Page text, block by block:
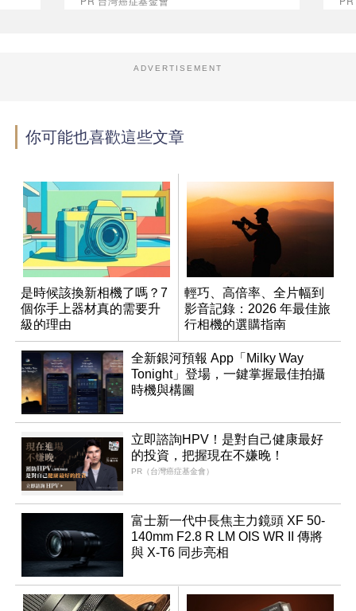
ADVERTISEMENT
你可能也喜歡這些文章
是時候該換新相機了嗎？7
個你手上器材真的需要升
級的理由
輕巧、高倍率、全片幅到
影音記錄：2026 年最佳旅
行相機的選購指南
全新銀河預報 App「Milky Way
Tonight」登場，一鍵掌握最佳拍攝
時機與構圖
立即諮詢HPV！是對自己健康最好
的投資，把握現在不嫌晚！
PR（台灣癌症基金會）
富士新一代中長焦主力鏡頭 XF 50-
140mm F2.8 R LM OIS WR II 傳將
與 X-T6 同步亮相